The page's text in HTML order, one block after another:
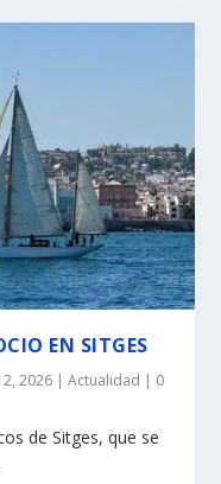
EN SITGES
2026 |Actualidad | 0
de Sitges, que se